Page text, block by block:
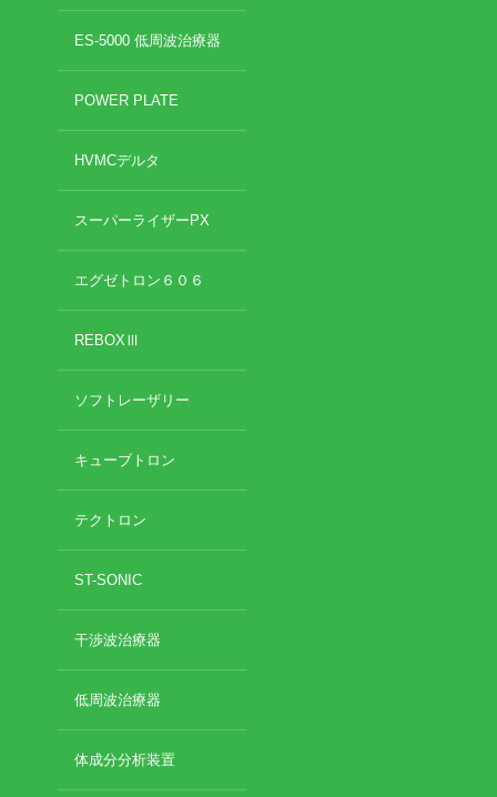
ES-5000 低周波治療器
POWER PLATE
HVMCデルタ
スーパーライザーPX
エグゼトロン６０６
REBOXⅢ
ソフトレーザリー
キューブトロン
テクトロン
ST-SONIC
干渉波治療器
低周波治療器
体成分分析装置